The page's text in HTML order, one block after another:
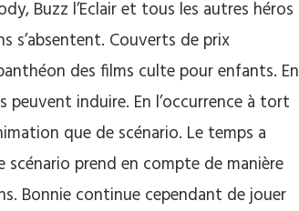
Buzz l’Eclair et tous les autres héros
s’absentent. Couverts de prix
des films culte pour enfants. En
induire. En l’occurrence à tort
que de scénario. Le temps a
scénario prend en compte de manière
Bonnie continue cependant de jouer